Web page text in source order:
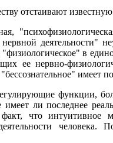
отстаивают
деятельности"
в
ее нервно-
имеет
функции,
ли последнее
что интуитивное